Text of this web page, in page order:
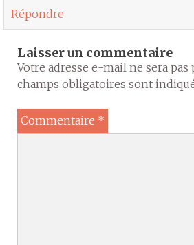
Répondre
Laisser un commentaire
Votre adresse e-mail ne sera pas
champs obligatoires sont
Commentaire *